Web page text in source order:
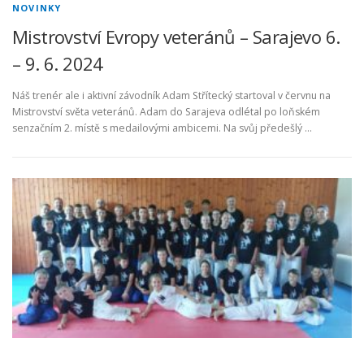
NOVINKY
Mistrovství Evropy veteránů – Sarajevo 6.
– 9. 6. 2024
Náš trenér ale i aktivní závodník Adam Střítecký startoval v červnu na
Mistrovství světa veteránů. Adam do Sarajeva odlétal po loňském
senzačním 2. místě s medailovými ambicemi. Na svůj předešlý …